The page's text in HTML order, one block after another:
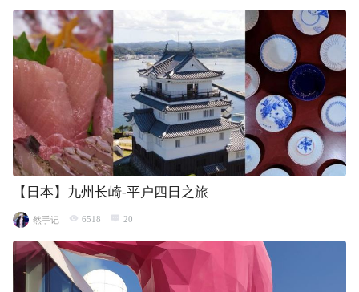
【日本】九州长崎-平户四日之旅
然手记 6518 20